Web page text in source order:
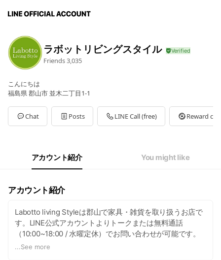
ラボットリビングスタイル
Friends3,035
こんにちは
福島県 郡山市 並木二丁目1-1
Chat Posts LINE Call (free) Reward
アカウント紹介 You might like
アカウント紹介
Labotto living Styleは郡山で家具・雑貨を取り扱うお店で
す。LINE公式アカウントよりトークまたは無料通話
（10:00~18:00 / 水曜定休）でお問い合わせが可能です。
お気軽にお問い合わせください。
...See more